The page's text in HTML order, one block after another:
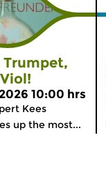
Trumpet,
10:00 hrs
Kees
up the most...